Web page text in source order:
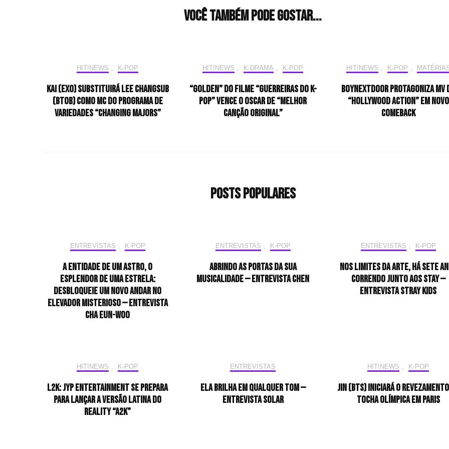
Você também pode gostar...
HIT!NEWS , K-POP
KAI (EXO) substituirá Lee Changsub
(BTOB) como MC do programa de
variedades “Changing Majors”
HIT!NEWS , K-DRAMA , K-POP
“Golden” do filme “Guerreiras do K-
Pop” vence o Oscar de “Melhor
Canção Original”
HIT!NEWS , K-POP ,
BOYNEXTDOOR protagoniza MV
“Hollywood Action” em novo
comeback
Posts populares
ENTREVISTAS , K-POP
A entidade de um astro, o
esplendor de uma estrela:
desbloqueie um novo andar no
elevador misterioso — Entrevista
CHA EUN-WOO
ENTREVISTAS , K-POP
Abrindo as portas da sua
musicalidade — Entrevista CHEN
ENTREVISTAS , K-POP
Nos limites da arte, há sete
correndo junto aos STAY —
Entrevista Stray Kids
HIT!NEWS , K-POP
L2K: JYP Entertainment se prepara
para lançar a versão latina do
reality “A2K”
ENTREVISTAS
Ela brilha em qualquer tom —
Entrevista Solar
HIT!NEWS , K-POP
Jin (BTS) iniciará o
tocha olímpica em Paris